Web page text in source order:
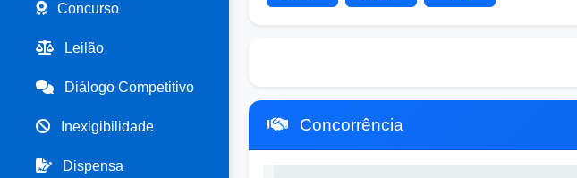
Concurso
Leilão
Diálogo Competitivo
Inexigibilidade
Dispensa
Concorrência